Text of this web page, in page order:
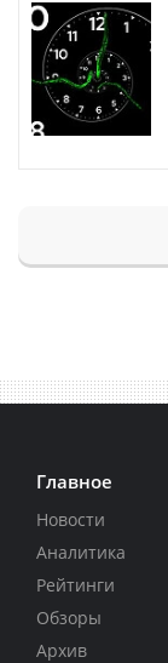
Главное
Новости
Аналитика
Рейтинги
Обзоры
Архив